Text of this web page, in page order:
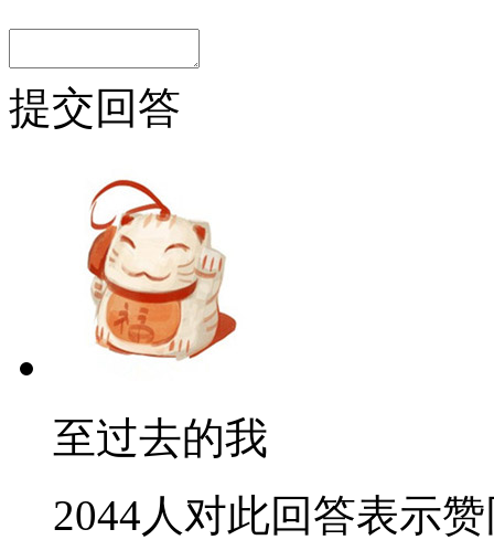
提交回答
至过去的我
2044人对此回答表示